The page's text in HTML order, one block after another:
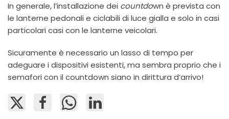
In generale, l’installazione dei countdown è prevista con
le lanterne pedonali e ciclabili di luce gialla e solo in casi
particolari casi con le lanterne veicolari.
Sicuramente è necessario un lasso di tempo per
adeguare i dispositivi esistenti, ma sembra proprio che i
semafori con il countdown siano in dirittura d’arrivo!